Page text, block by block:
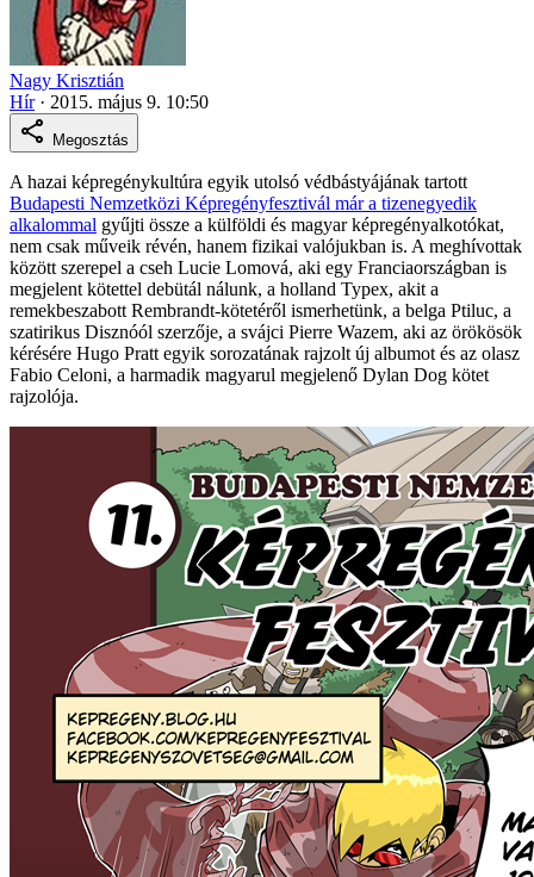
Nagy Krisztián
Hír · 2015. május 9. 10:50
Megosztás
A hazai képregénykultúra egyik utolsó védbástyájának tartott
Budapesti Nemzetközi Képregényfesztivál már a tizenegyedik
alkalommal gyűjti össze a külföldi és magyar képregényalkotókat,
nem csak műveik révén, hanem fizikai valójukban is. A meghívottak
között szerepel a cseh Lucie Lomová, aki egy Franciaországban is
megjelent kötettel debütál nálunk, a holland Typex, akit a
remekbeszabott Rembrandt-kötetéről ismerhetünk, a belga Ptiluc, a
szatirikus Disznóól szerzője, a svájci Pierre Wazem, aki az örökösök
kérésére Hugo Pratt egyik sorozatának rajzolt új albumot és az olasz
Fabio Celoni, a harmadik magyarul megjelenő Dylan Dog kötet
rajzolója.